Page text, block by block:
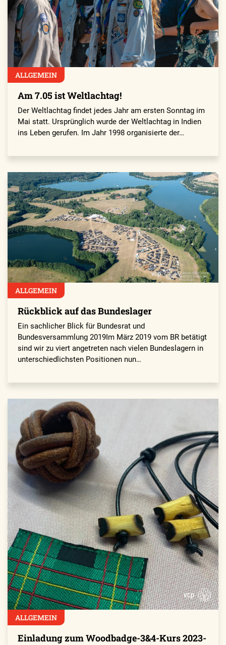
ALLGEMEIN
Am 7.05 ist Weltlachtag!
Der Weltlachtag findet jedes Jahr am ersten Sonntag im
Mai statt. Ursprünglich wurde der Weltlachtag in Indien
ins Leben gerufen. Im Jahr 1998 organisierte der…
ALLGEMEIN
Rückblick auf das Bundeslager
Ein sachlicher Blick für Bundesrat und
Bundesversammlung 2019Im März 2019 vom BR betätigt
sind wir zu viert angetreten nach vielen Bundeslagern in
unterschiedlichsten Positionen nun…
ALLGEMEIN
Einladung zum Woodbadge-3&4-Kurs 2023-